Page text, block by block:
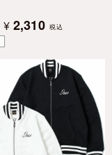
¥ 2,310 税込